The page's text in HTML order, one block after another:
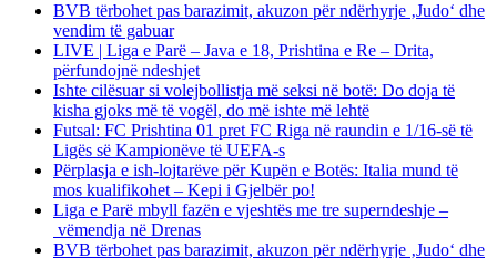
BVB tërbohet pas barazimit, akuzon për ndërhyrje ‚Judo‘ dhe
vendim të gabuar
LIVE | Liga e Parë – Java e 18, Prishtina e Re – Drita,
përfundojnë ndeshjet
Ishte cilësuar si volejbollistja më seksi në botë: Do doja të
kisha gjoks më të vogël, do më ishte më lehtë
Futsal: FC Prishtina 01 pret FC Riga në raundin e 1/16-së të
Ligës së Kampionëve të UEFA-s
Përplasja e ish-lojtarëve për Kupën e Botës: Italia mund të
mos kualifikohet – Kepi i Gjelbër po!
Liga e Parë mbyll fazën e vjeshtës me tre superndeshje –
vëmendja në Drenas
BVB tërbohet pas barazimit, akuzon për ndërhyrje ‚Judo‘ dhe